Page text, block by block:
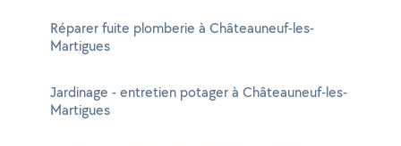
Réparer fuite plomberie à Châteauneuf-les-
Martigues
Jardinage - entretien potager à Châteauneuf-les-
Martigues